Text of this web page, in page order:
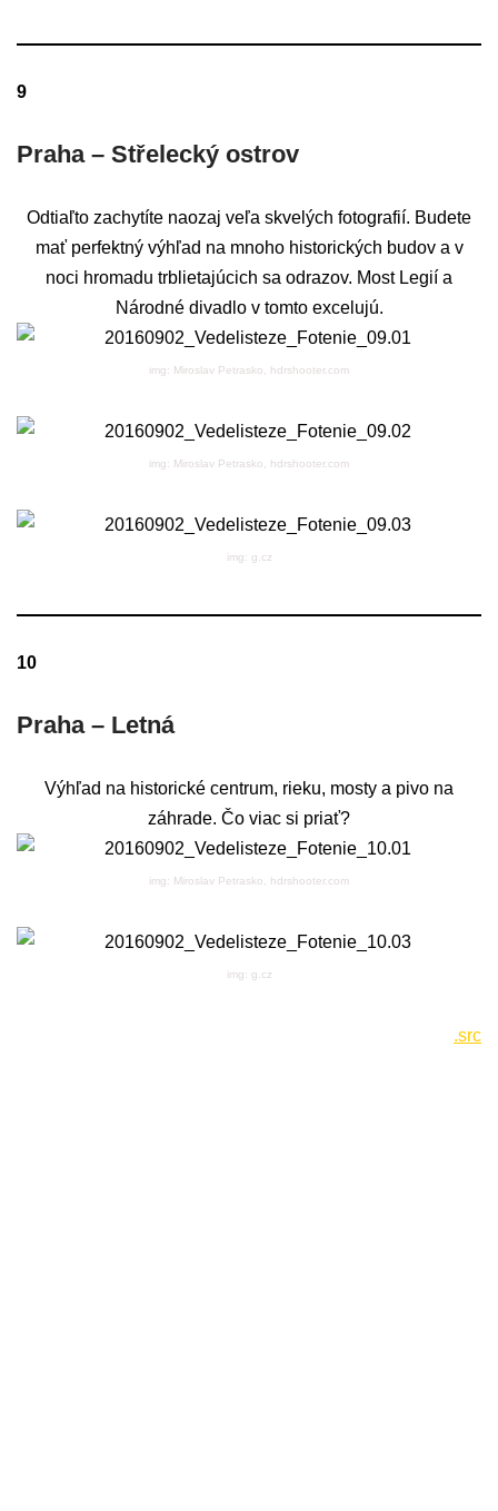
9
Praha – Střelecký ostrov
Odtiaľto zachytíte naozaj veľa skvelých fotografií. Budete
mať perfektný výhľad na mnoho historických budov a v
noci hromadu trblietajúcich sa odrazov. Most Legií a
Národné divadlo v tomto excelujú.
img: Miroslav Petrasko, hdrshooter.com
img: Miroslav Petrasko, hdrshooter.com
img: g.cz
10
Praha – Letná
Výhľad na historické centrum, rieku, mosty a pivo na
záhrade. Čo viac si priať?
img: Miroslav Petrasko, hdrshooter.com
img: g.cz
.src